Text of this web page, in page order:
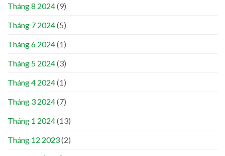
Tháng 8 2024(9)
Tháng 7 2024(5)
Tháng 6 2024(1)
Tháng 5 2024(3)
Tháng 4 2024(1)
Tháng 3 2024(7)
Tháng 1 2024(13)
Tháng 12 2023(2)